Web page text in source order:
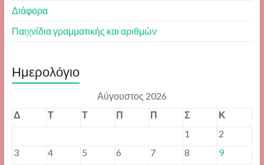
Διάφορα
Παιχνίδια γραμματικής και αριθμών
Ημερολόγιο
Αύγουστος 2026
Δ
Τ Τ Π Π Σ Κ
1
2
3
4 5 6 7 8
9